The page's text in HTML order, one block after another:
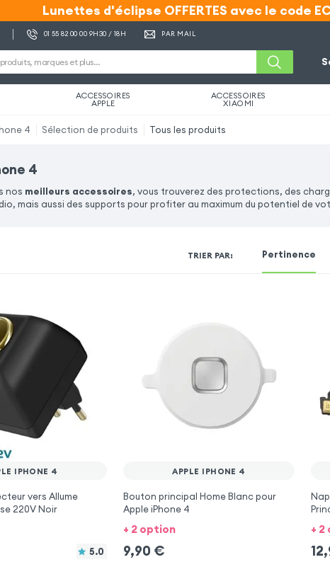
Lunettes d'éclipse OFFERTES avec le code
Lunettes d'éclipse OFFERTES avec le code
01 55 82 00 00 9H30 / 18H PAR MAIL
ACCESSOIRES
APPLE
ACCESSOIRES
XIAOMI
4 Sélection de produits Tous les produits
4
nos meilleurs accessoires, vous trouverez des protections, des
mais aussi des supports pour profiter au maximum du potentiel de
TRIER PAR: Pertinence
IPHONE 4
vers Allume
220V Noir
5.0
APPLE IPHONE 4
Bouton principal Home Blanc pour
Apple iPhone 4
+ 2 option
9,90 €
+